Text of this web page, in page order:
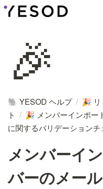
🎉
🐘 YESOD ヘルプ / 🎉
ト / 🎉 メンバーインポー
に関するバリデーションチ
メンバーイ
バーのメー